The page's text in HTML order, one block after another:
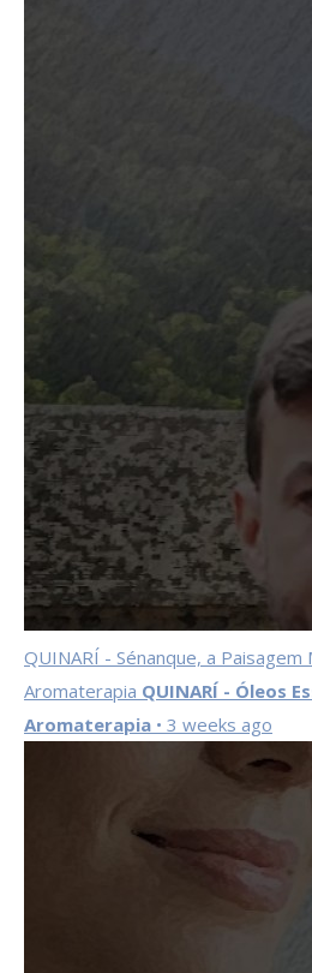
QUINARÍ - Sénanque, a Paisagem
Aromaterapia QUINARÍ - Óleos
Aromaterapia • 3 weeks ago